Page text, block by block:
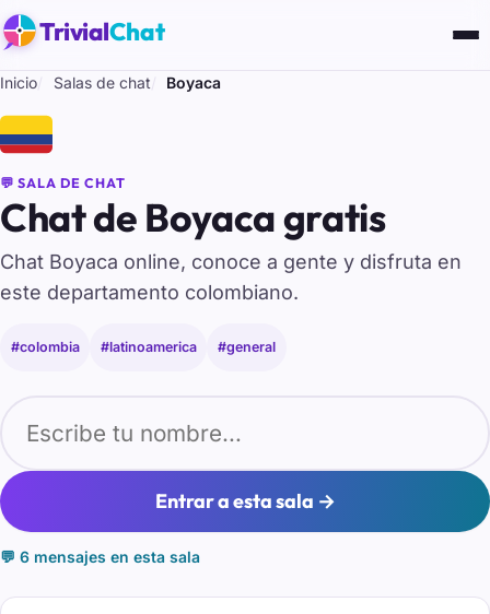
TrivialChat
Inicio Salas de chat Boyaca
🇨🇴
💬 SALA DE CHAT
Chat de Boyaca gratis
Chat Boyaca online, conoce a gente y disfruta en
este departamento colombiano.
#colombia #latinoamerica #general
Entrar a esta sala →
💬 6 mensajes en esta sala